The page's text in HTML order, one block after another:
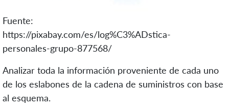
Fuente:
https://pixabay.com/es/log%C3%ADstica-
personales-grupo-877568/
Analizar toda la información proveniente de cada uno
de los eslabones de la cadena de suministros con base
al esquema.